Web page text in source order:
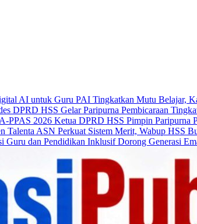
Tingkatkan Mutu Belajar,
DPRD HSS Gelar Paripurna Pembicaraan
Ketua DPRD HSS Pimpin Paripurna
Perkuat Sistem Merit, Wabup HSS
Dorong Generasi